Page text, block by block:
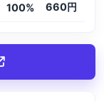
100% 660円